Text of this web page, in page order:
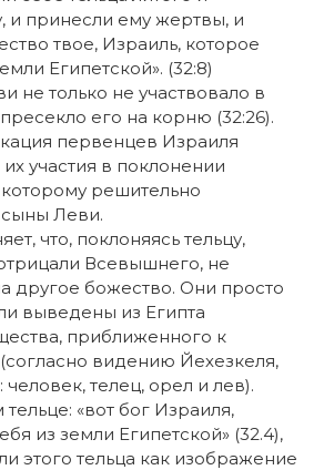
и принесли ему жертвы, и
твое, Израиль, которое
Египетской». (32:8)
не только не участвовало в
его на корню (32:26).
первенцев Израиля
участия в поклонении
которому решительно
сыны Леви.
что, поклоняясь тельцу,
Всевышнего, не
другое божество. Они просто
выведены из Египта
приближенного к
видению Йехезкеля,
человек, телец, орел и лев).
«вот бог Израиля,
из земли Египетской» (32.4),
этого тельца как изображение